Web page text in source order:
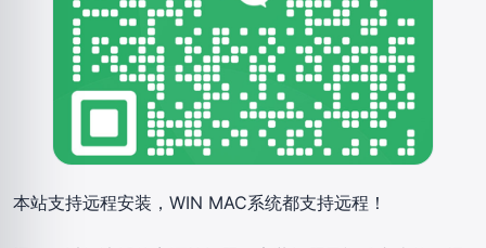
本站支持远程安装，WIN MAC系统都支持远程！